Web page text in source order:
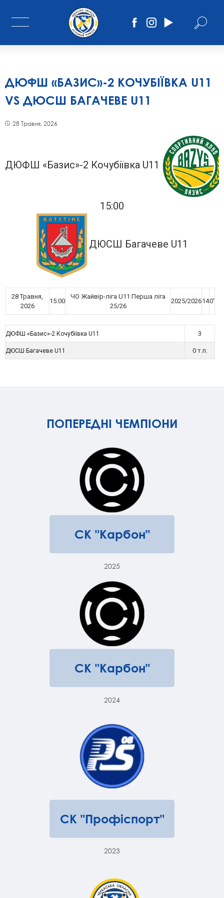
ДЮФШ «БАЗИС»-2 КОЧУБІЇВКА U11
VS ДЮСШ БАГАЧЕВЕ U11
28 Травня, 2026
ДЮФШ «Базис»-2 Кочубіївка U11
15:00
ДЮСШ Багачеве U11
28 Травня,
2026
15:00
ЧО Жайвір-ліга U11 Перша ліга
25/26
2025/2026140'
ДЮФШ «Базис»-2 Кочубіївка U11 3
ДЮСШ Багачеве U11 0 т.п.
ПОПЕРЕДНІ ЧЕМПІОНИ
СК "Карбон"
2025
СК "Карбон"
2024
СК "Профіспорт"
2023